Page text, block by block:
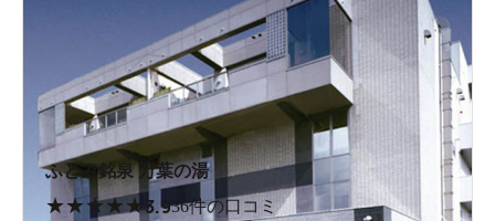
ふとみ銘泉 万葉の湯
★★★★ ★3.936件の口コミ